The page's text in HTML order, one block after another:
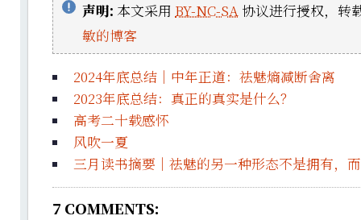
声明: 本文采用 BY-NC-SA 协议进行授权，转
敏的博客
2024年底总结｜中年正道：祛魅熵减断舍离
2023年底总结：真正的真实是什么？
高考二十载感怀
风吹一夏
三月读书摘要｜祛魅的另一种形态不是拥有，
7 COMMENTS: